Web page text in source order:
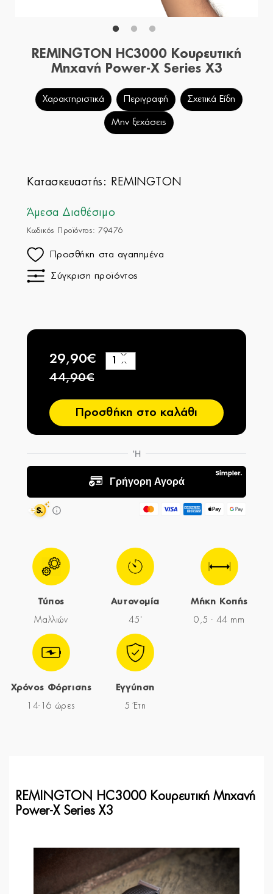
REMINGTON HC3000 Κουρευτική
Μηχανή Power-X Series X3
Χαρακτηριστικά Περιγραφή Σχετικά Είδη
Μην ξεχάσεις
Κατασκευαστής: REMINGTON
Άμεσα Διαθέσιμο
Κωδικός Προϊόντος: 79476
Προσθήκη στα αγαπημένα
Σύγκριση προϊόντος
29,90€
44,90€
−
+
Προσθήκη στο καλάθι
Τύπος
Μαλλιών
Αυτονομία
45'
Μήκη Κοπής
0,5 - 44 mm
Χρόνος Φόρτισης
14-16 ώρες
Εγγύηση
5 Έτη
REMINGTON HC3000 Κουρευτική Μηχανή
Power-X Series X3